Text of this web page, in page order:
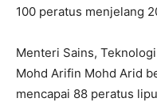
100 peratus menjelang
Menteri Sains,
Mohd Arifin Mohd Arid
mencapai 88 peratus